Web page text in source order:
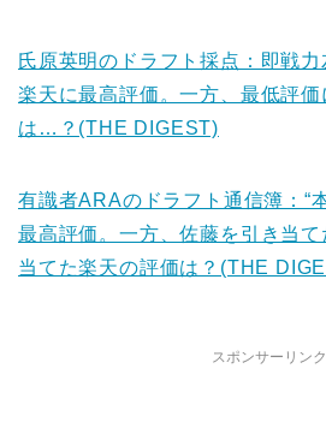
氏原英明のドラフト採点：即戦
楽天に最高評価。一方、最低評
は…？(THE DIGEST)
有識者ARAのドラフト通信簿：“
最高評価。一方、佐藤を引き当て
当てた楽天の評価は？(THE
スポンサーリンク